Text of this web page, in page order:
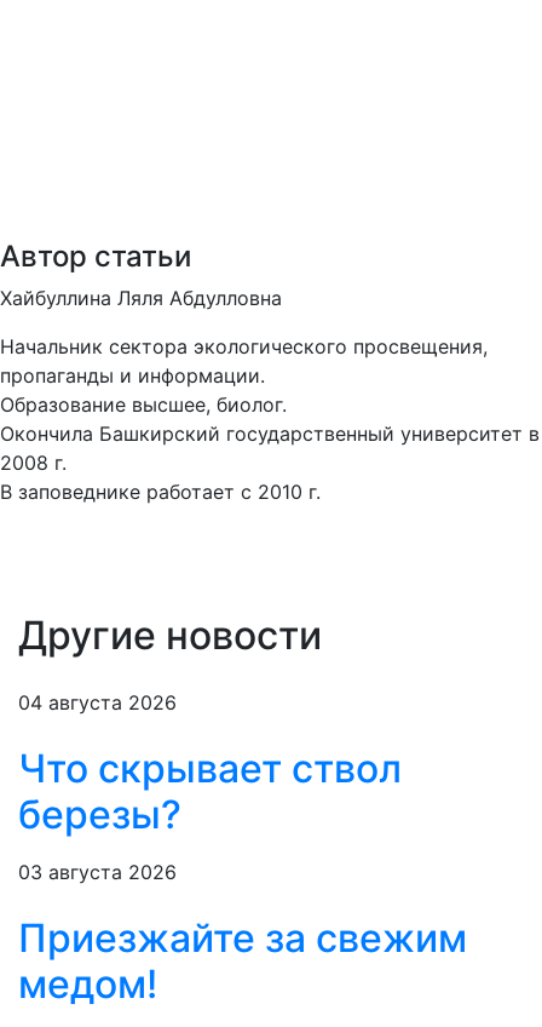
Автор статьи
Хайбуллина Ляля Абдулловна
Начальник сектора экологического просвещения,
пропаганды и информации.
Образование высшее, биолог.
Окончила Башкирский государственный университет в
2008 г.
В заповеднике работает с 2010 г.
Другие новости
04 августа 2026
Что скрывает ствол
березы?
03 августа 2026
Приезжайте за свежим
медом!